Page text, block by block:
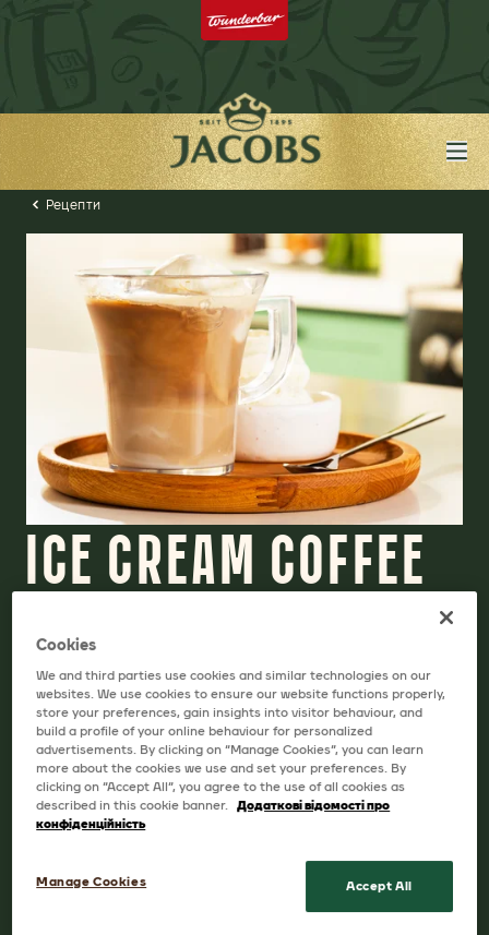
Рецепти
ICE CREAM COFFEE
біле – кава і морозиво! Зараз дізнаємося,
досконалість.
ДРУКУВАТИ РЕЦЕПТ
ІНГРЕДІЄНТИ
Розчинна кава Jacobs Monarch – 1 чайна
ложка (2 г)
Cookies
We and third parties use cookies and similar technologies on our
websites. We use cookies to ensure our website functions properly,
store your preferences, gain insights into visitor behaviour, and
build a profile of your online behaviour for personalized
advertisements. By clicking on “Manage Cookies”, you can learn
more about the cookies we use and set your preferences. By
clicking on “Accept All”, you agree to the use of all cookies as
described in this cookie banner. Додаткові відомості про
конфіденційність
Manage Cookies Accept All